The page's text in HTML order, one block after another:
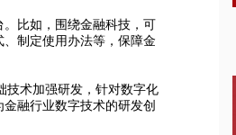
比如，围绕金融科技，可
制定使用办法等，保障金
术加强研发，针对数字化
融行业数字技术的研发创